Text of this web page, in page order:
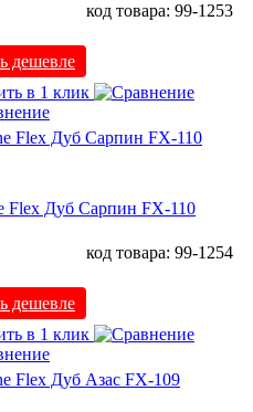
код товара: 99-1253
дешевле
в 1 клик
Flex Дуб Сарпин FX-110
код товара: 99-1254
дешевле
в 1 клик